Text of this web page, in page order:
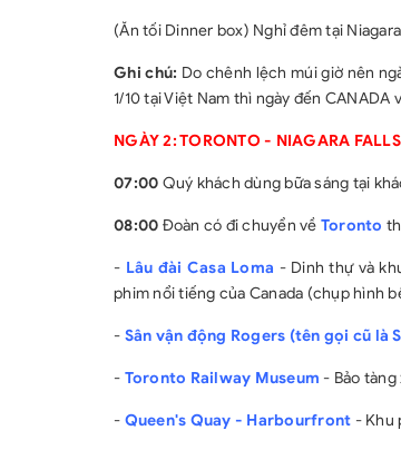
(Ăn tối Dinner box) Nghỉ đêm tại
Ghi chú: Do chênh lệch múi giờ nên
1/10 tại Việt Nam thì ngày đến CANADA
NGÀY 2: TORONTO - NIAGARA
07:00 Quý khách dùng bữa sáng tại
08:00 Đoàn có đi chuyển về Toronto
- Lâu đài Casa Loma - Dinh thự và
phim nổi tiếng của Canada (chụp hình
- Sân vận động Rogers (tên gọi cũ là
- Toronto Railway Museum - Bảo tàng
- Queen's Quay - Harbourfront - Khu